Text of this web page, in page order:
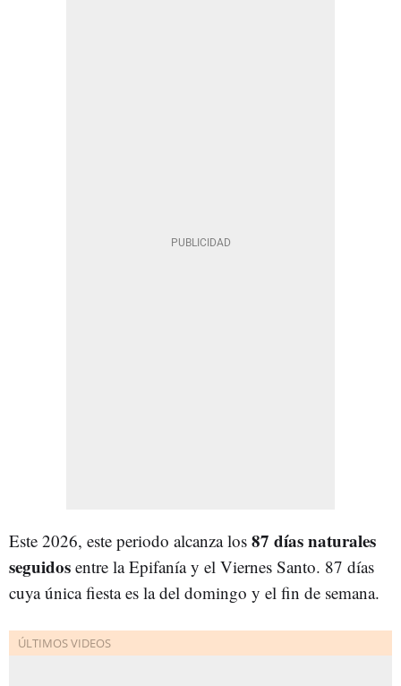
Este 2026, este periodo alcanza los 87 días naturales
seguidos entre la Epifanía y el Viernes Santo. 87 días
cuya única fiesta es la del domingo y el fin de semana.